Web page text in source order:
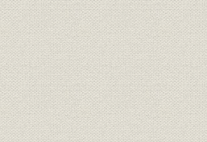
主要製品生産実績 舶用ボイラ
(長崎造船所)
昭和20年8
主要製品生産実績 舶用ボイラ
(広島造船所)
昭和19年